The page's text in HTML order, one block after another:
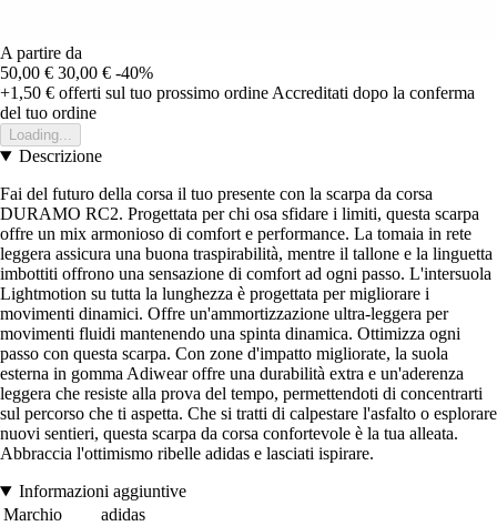
A partire da
50,00 € 30,00 € -40%
+1,50 € offerti sul tuo prossimo ordine Accreditati dopo la conferma
del tuo ordine
Loading...
Descrizione
Fai del futuro della corsa il tuo presente con la scarpa da corsa
DURAMO RC2. Progettata per chi osa sfidare i limiti, questa scarpa
offre un mix armonioso di comfort e performance. La tomaia in rete
leggera assicura una buona traspirabilità, mentre il tallone e la linguetta
imbottiti offrono una sensazione di comfort ad ogni passo. L'intersuola
Lightmotion su tutta la lunghezza è progettata per migliorare i
movimenti dinamici. Offre un'ammortizzazione ultra-leggera per
movimenti fluidi mantenendo una spinta dinamica. Ottimizza ogni
passo con questa scarpa. Con zone d'impatto migliorate, la suola
esterna in gomma Adiwear offre una durabilità extra e un'aderenza
leggera che resiste alla prova del tempo, permettendoti di concentrarti
sul percorso che ti aspetta. Che si tratti di calpestare l'asfalto o esplorare
nuovi sentieri, questa scarpa da corsa confortevole è la tua alleata.
Abbraccia l'ottimismo ribelle adidas e lasciati ispirare.
Informazioni aggiuntive
Marchio
adidas